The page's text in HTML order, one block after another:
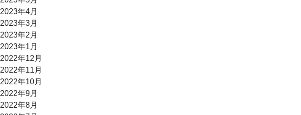
2023年4月
2023年3月
2023年2月
2023年1月
2022年12月
2022年11月
2022年10月
2022年9月
2022年8月